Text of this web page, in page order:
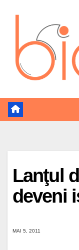
Lanţul
deveni
MAI 5, 2011